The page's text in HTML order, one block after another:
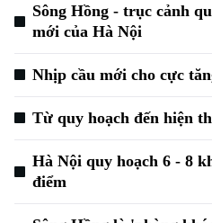
Sông Hồng - trục cảnh
mới của Hà Nội
Nhịp cầu mới cho cực
Từ quy hoạch đến hiện
Hà Nội quy hoạch 6 - 8
điểm